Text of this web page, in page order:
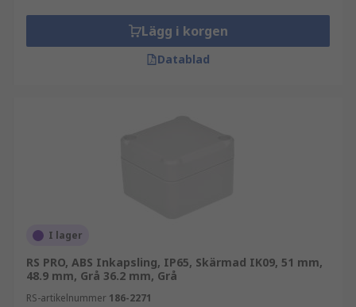
Lägg i korgen
Datablad
I lager
RS PRO, ABS Inkapsling, IP65, Skärmad IK09, 51 mm,
48.9 mm, Grå 36.2 mm, Grå
RS-artikelnummer 186-2271